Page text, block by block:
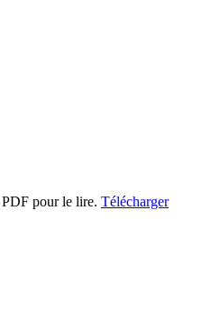
pour le lire. Télécharger